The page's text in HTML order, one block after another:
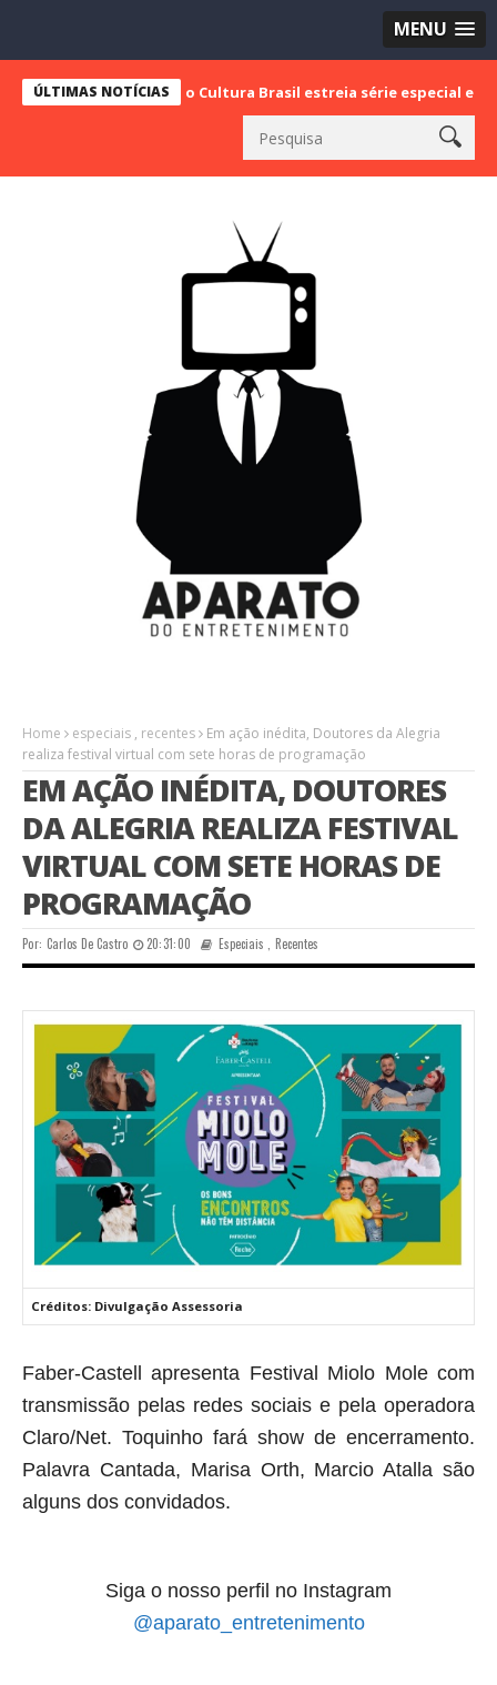
MENU
ÚLTIMAS NOTÍCIAS
Rádio Cultura Brasil estreia série especial em celebração
Home especiais , recentes
Em ação inédita, Doutores da Alegria
realiza festival virtual com sete horas de programação
EM AÇÃO INÉDITA, DOUTORES
DA ALEGRIA REALIZA FESTIVAL
VIRTUAL COM SETE HORAS DE
PROGRAMAÇÃO
Por: Carlos De Castro 20:31:00 Especiais ,Recentes
Créditos: Divulgação Assessoria
Faber-Castell apresenta Festival Miolo Mole com
transmissão pelas redes sociais e pela operadora
Claro/Net. Toquinho fará show de encerramento.
Palavra Cantada, Marisa Orth, Marcio Atalla são
alguns dos convidados.
Siga o nosso perfil no Instagram
@aparato_entretenimento